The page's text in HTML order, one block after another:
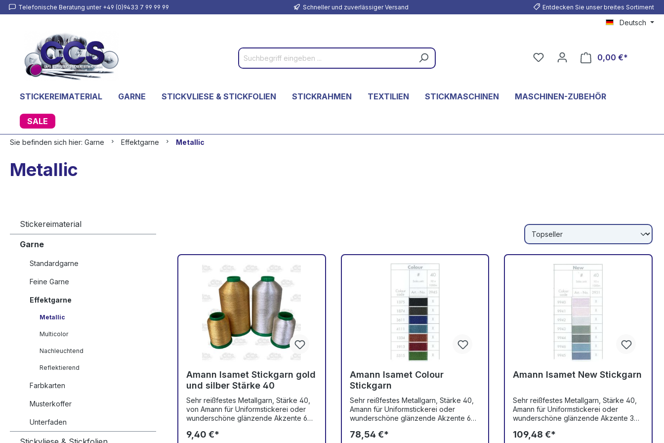
springen
Telefonische Beratung unter +49 (0)9433 7 99 99 99 Schneller und zuverlässiger Versand Entdecken Sie unser breites Sortiment
Deutsch
0,00 €*
STICKEREIMATERIAL GARNE STICKVLIESE & STICKFOLIEN STICKRAHMEN TEXTILIEN STICKMASCHINEN MASCHINEN-ZUBEHÖR
SALE
Sie befinden sich hier: Garne Effektgarne Metallic
Metallic
Stickereimaterial
Garne
Standardgarne
Feine Garne
Effektgarne
Metallic
Multicolor
Nachleuchtend
Reflektierend
Farbkarten
Musterkoffer
Unterfaden
Amann Isamet Stickgarn gold
und silber Stärke 40
Sehr reißfestes Metallgarn, Stärke 40,
von Amann für Uniformstickerei oder
wunderschöne glänzende Akzente 60
reinigungsbeständig, nicht chlorecht
9,40 €*
Amann Isamet Colour
Stickgarn
Sehr reißfestes Metallgarn, Stärke 40,
Amann für Uniformstickerei oder
wunderschöne glänzende Akzente 60
reinigungsbeständig, nicht chlorecht
78,54 €*
Amann Isamet New Stickgarn
Sehr reißfestes Metallgarn, Stärke 40,
Amann für Uniformstickerei oder
wunderschöne glänzende Akzente 30
reinigungsbeständig, nicht chlorecht
109,48 €*